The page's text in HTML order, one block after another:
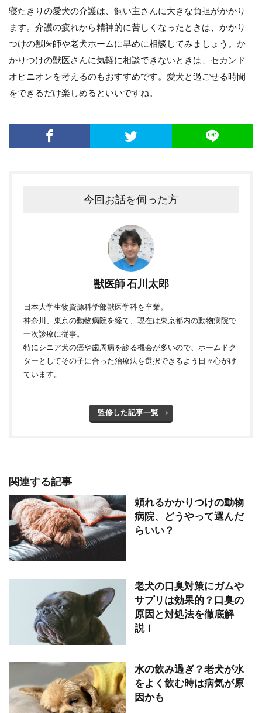
寝たきりの愛犬の介護は、飼い主さんに大きな負担がかかり
ます。介護の疲れから精神的に苦しくなったときは、かかり
つけの獣医師や老犬ホームに早めに相談してみましょう。か
かりつけの獣医さんに気軽に相談できないときは、セカンド
オピニオンを考えるのもおすすめです。愛犬と過ごせる時間
をできるだけ楽しめるといいですね。
今回お話を伺った方
獣医師 石川太郎
日本大学生物資源科学部獣医学科を卒業。
神奈川、東京の動物病院を経て、現在は東京都内の動物病院で
一次診療に従事。
特にシニア犬の癌や歯周病を診る機会が多いので、ホームドク
ターとしてその子に合った治療法を選択できるよう日々心がけ
ています。
監修した記事一覧
関連する記事
頼れるかかりつけの動物
病院、どうやって選んだ
らいい？
老犬の口臭対策にガムや
サプリは効果的？口臭の
原因と対処法を徹底解
説！
水の飲み過ぎ？老犬が水
をよく飲む時は病気が原
因かも